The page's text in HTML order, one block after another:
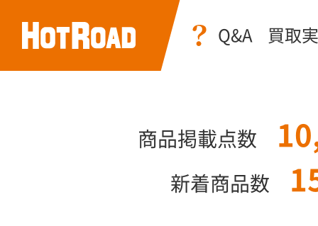
Q&A 買取
商品掲載点数
新着商品数